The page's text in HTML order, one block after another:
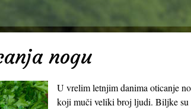
nogu
U vrelim letnjim danima oticanje
koji muči veliki broj ljudi. Biljke su